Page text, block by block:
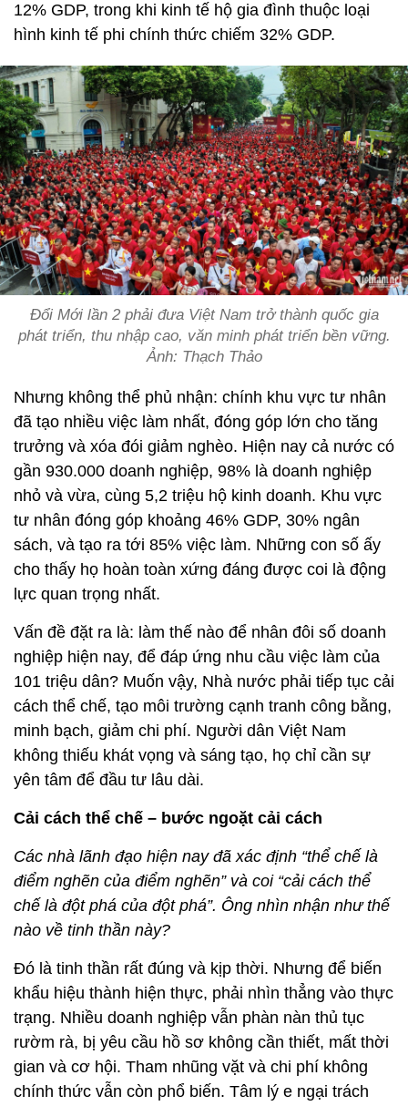
12% GDP, trong khi kinh tế hộ gia đình thuộc loại
hình kinh tế phi chính thức chiếm 32% GDP.
Đổi Mới lần 2 phải đưa Việt Nam trở thành quốc gia
phát triển, thu nhập cao, văn minh phát triển bền vững.
Ảnh: Thạch Thảo
Nhưng không thể phủ nhận: chính khu vực tư nhân
đã tạo nhiều việc làm nhất, đóng góp lớn cho tăng
trưởng và xóa đói giảm nghèo. Hiện nay cả nước có
gần 930.000 doanh nghiệp, 98% là doanh nghiệp
nhỏ và vừa, cùng 5,2 triệu hộ kinh doanh. Khu vực
tư nhân đóng góp khoảng 46% GDP, 30% ngân
sách, và tạo ra tới 85% việc làm. Những con số ấy
cho thấy họ hoàn toàn xứng đáng được coi là động
lực quan trọng nhất.
Vấn đề đặt ra là: làm thế nào để nhân đôi số doanh
nghiệp hiện nay, để đáp ứng nhu cầu việc làm của
101 triệu dân? Muốn vậy, Nhà nước phải tiếp tục cải
cách thể chế, tạo môi trường cạnh tranh công bằng,
minh bạch, giảm chi phí. Người dân Việt Nam
không thiếu khát vọng và sáng tạo, họ chỉ cần sự
yên tâm để đầu tư lâu dài.
Cải cách thể chế – bước ngoặt cải cách
Các nhà lãnh đạo hiện nay đã xác định “thể chế là
điểm nghẽn của điểm nghẽn” và coi “cải cách thể
chế là đột phá của đột phá”. Ông nhìn nhận như thế
nào về tinh thần này?
Đó là tinh thần rất đúng và kịp thời. Nhưng để biến
khẩu hiệu thành hiện thực, phải nhìn thẳng vào thực
trạng. Nhiều doanh nghiệp vẫn phàn nàn thủ tục
rườm rà, bị yêu cầu hồ sơ không cần thiết, mất thời
gian và cơ hội. Tham nhũng vặt và chi phí không
chính thức vẫn còn phổ biến. Tâm lý e ngại trách